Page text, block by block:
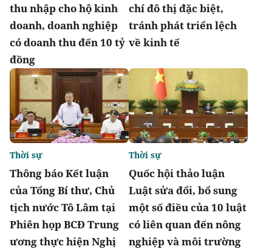
thu nhập cho hộ kinh
doanh, doanh nghiệp
có doanh thu đến 10 tỷ
đồng
chí đô thị đặc biệt,
tránh phát triển lệch
về kinh tế
Thông báo Kết luận
của Tổng Bí thư, Chủ
tịch nước Tô Lâm tại
Phiên họp BCĐ Trung
ương thực hiện Nghị
Thời sự
Quốc hội thảo luận
Luật sửa đổi, bổ sung
một số điều của 10 luật
có liên quan đến nông
nghiệp và môi trường
Thời sự